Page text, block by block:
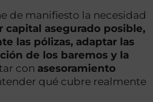
de manifiesto la necesidad
capital asegurado posible,
las pólizas, adaptar las
de los baremos y la
con asesoramiento
qué cubre realmente